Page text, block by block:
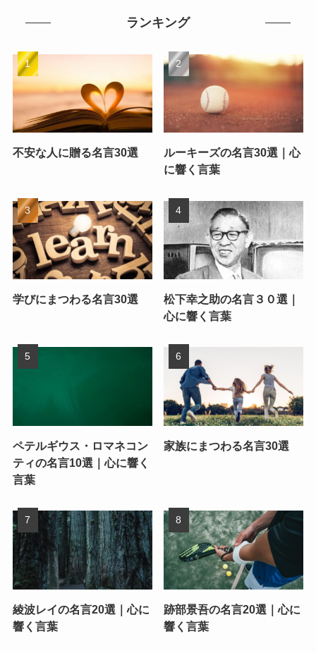
ランキング
不安な人に贈る名言30選
ルーキーズの名言30選｜心
に響く言葉
学びにまつわる名言30選
松下幸之助の名言３０選｜
心に響く言葉
ペテルギウス・ロマネコン
ティの名言10選｜心に響く
言葉
家族にまつわる名言30選
綾波レイの名言20選｜心に
響く言葉
跡部景吾の名言20選｜心に
響く言葉